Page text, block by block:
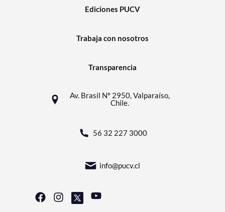
Ediciones PUCV
Trabaja con nosotros
Transparencia
Av. Brasil N° 2950, Valparaíso,
Chile.
56 32 227 3000
info@pucv.cl